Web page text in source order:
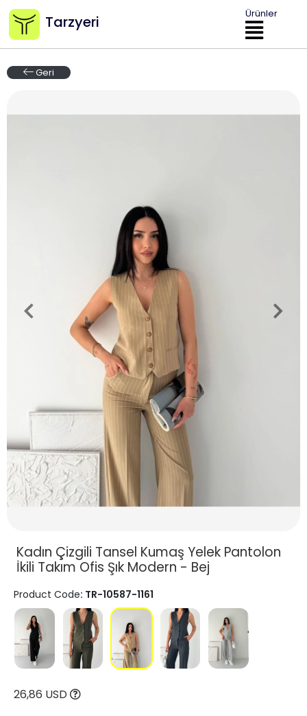
Tarzyeri Ürünler
Geri
Kadın Çizgili Tansel Kumaş Yelek Pantolon
İkili Takım Ofis Şık Modern - Bej
Product Code: TR-10587-1161
26,86 USD